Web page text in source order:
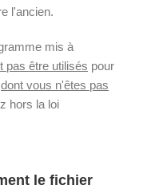
l'ancien.
mis à
pas être utilisés pour
dont vous n'êtes pas
hors la loi
le fichier